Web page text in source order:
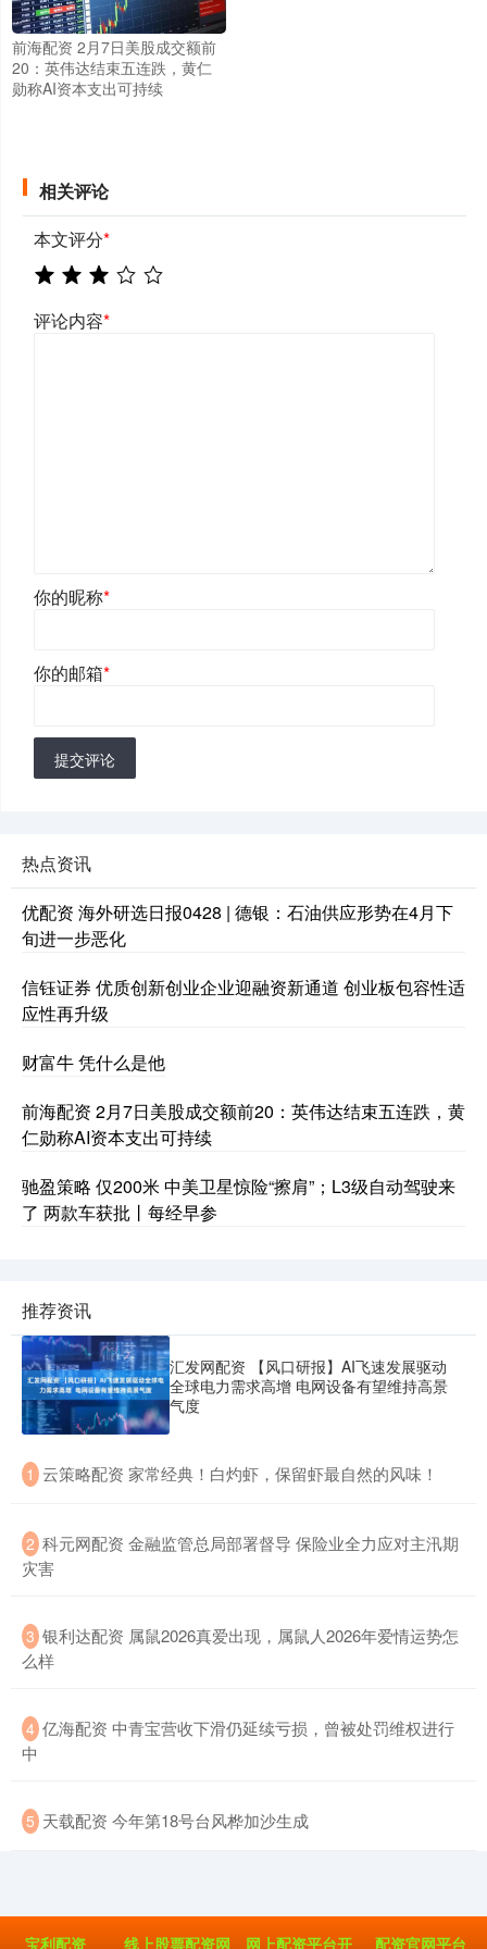
前海配资 2月7日美股成交额前
20：英伟达结束五连跌，黄仁
勋称AI资本支出可持续
相关评论
本文评分*
评论内容*
你的昵称*
你的邮箱*
提交评论
热点资讯
优配资 海外研选日报0428 | 德银：石油供应形势在4月下
旬进一步恶化
信钰证券 优质创新创业企业迎融资新通道 创业板包容性适
应性再升级
财富牛 凭什么是他
前海配资 2月7日美股成交额前20：英伟达结束五连跌，黄
仁勋称AI资本支出可持续
驰盈策略 仅200米 中美卫星惊险“擦肩”；L3级自动驾驶来
了 两款车获批丨每经早参
推荐资讯
汇发网配资 【风口研报】AI飞速发展驱动
全球电力需求高增 电网设备有望维持高景
气度
1 ​云策略配资 家常经典！白灼虾，保留虾最自然的风味！
2 ​科元网配资 金融监管总局部署督导 保险业全力应对主汛期
灾害
3 ​银利达配资 属鼠2026真爱出现，属鼠人2026年爱情运势怎
么样
4 ​亿海配资 中青宝营收下滑仍延续亏损，曾被处罚维权进行
中
5 ​天载配资 今年第18号台风桦加沙生成
宝利配资 线上股票配资网 网上配资平台开 配资官网平台